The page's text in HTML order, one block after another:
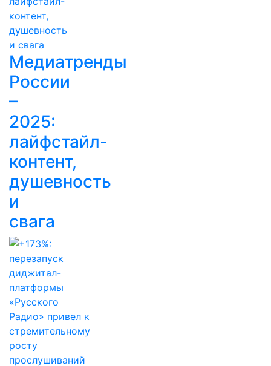
Медиатренды
России
–
2025:
лайфстайл-
контент,
душевность
и
свага